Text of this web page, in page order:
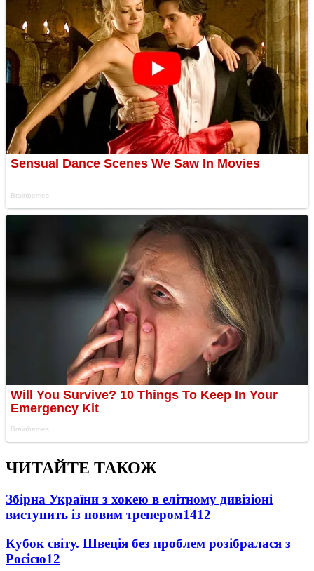
ЧИТАЙТЕ ТАКОЖ
Збірна України з хокею в елітному дивізіоні
виступить із новим тренером1412
Кубок світу. Швеція без проблем розібралася з
Росією12